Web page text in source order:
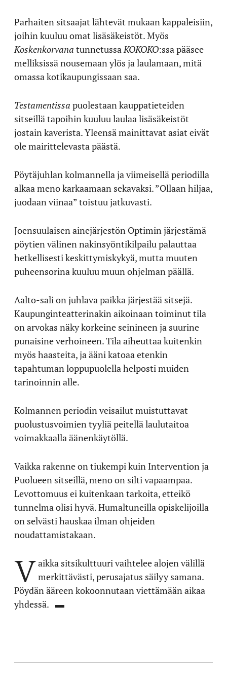
Parhaiten sitsaajat lähtevät mukaan kappaleisiin,
joihin kuuluu omat lisäsäkeistöt. Myös
Koskenkorvana tunnetussaKOKOKO:ssa pääsee
melliksissä nousemaan ylös ja laulamaan, mitä
omassa kotikaupungissaan saa.
Testamentissa puolestaan kauppatieteiden
sitseillä tapoihin kuuluu laulaa lisäsäkeistöt
jostain kaverista. Yleensä mainittavat asiat eivät
ole mairittelevasta päästä.
Pöytäjuhlan kolmannella ja viimeisellä periodilla
alkaa meno karkaamaan sekavaksi. ”Ollaan hiljaa,
juodaan viinaa” toistuu jatkuvasti.
Joensuulaisen ainejärjestön Optimin järjestämä
pöytien välinen nakinsyöntikilpailu palauttaa
hetkellisesti keskittymiskykyä, mutta muuten
puheensorina kuuluu muun ohjelman päällä.
Aalto-sali on juhlava paikka järjestää sitsejä.
Kaupunginteatterinakin aikoinaan toiminut tila
on arvokas näky korkeine seinineen ja suurine
punaisine verhoineen. Tila aiheuttaa kuitenkin
myös haasteita, ja ääni katoaa etenkin
tapahtuman loppupuolella helposti muiden
tarinoinnin alle.
Kolmannen periodin veisailut muistuttavat
puolustusvoimien tyyliä peitellä laulutaitoa
voimakkaalla äänenkäytöllä.
Vaikka rakenne on tiukempi kuin Intervention ja
Puolueen sitseillä, meno on silti vapaampaa.
Levottomuus ei kuitenkaan tarkoita, etteikö
tunnelma olisi hyvä. Humaltuneilla opiskelijoilla
on selvästi hauskaa ilman ohjeiden
noudattamistakaan.
Vaikka sitsikulttuuri vaihtelee alojen välillä
merkittävästi, perusajatus säilyy samana.
Pöydän ääreen kokoonnutaan viettämään aikaa
yhdessä. ▬